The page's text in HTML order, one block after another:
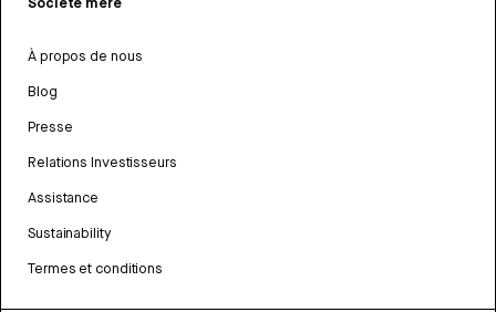
À propos de nous
Blog
Presse
Relations Investisseurs
Assistance
Sustainability
Termes et conditions